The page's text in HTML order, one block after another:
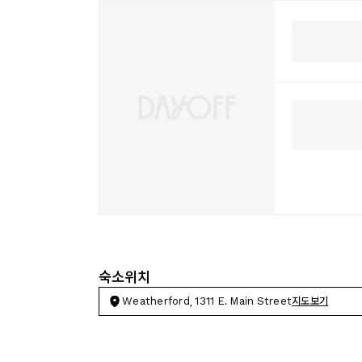
숙소위치
Weatherford, 1311 E. Main Street지도보기